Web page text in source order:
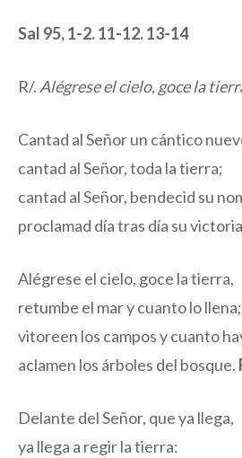
Sal 95, 1-2. 11-12. 13-14
R/. Alégrese el cielo, goce la
Cantad al Señor un cántico
cantad al Señor, toda la tierra;
cantad al Señor, bendecid su
proclamad día tras día su
Alégrese el cielo, goce la tierra,
retumbe el mar y cuanto lo llena;
vitoreen los campos y cuanto
aclamen los árboles del bosque.
Delante del Señor, que ya llega,
ya llega a regir la tierra: